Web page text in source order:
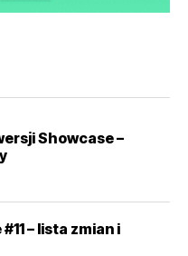
Showcase –
– lista zmian i